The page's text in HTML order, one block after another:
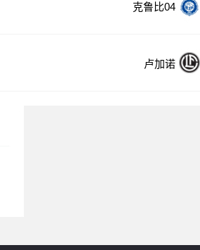
克鲁比04
卢加诺